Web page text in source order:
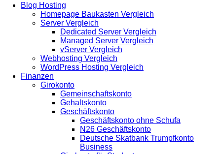
Blog Hosting
Homepage Baukasten Vergleich
Server Vergleich
Dedicated Server Vergleich
Managed Server Vergleich
vServer Vergleich
Webhosting Vergleich
WordPress Hosting Vergleich
Finanzen
Girokonto
Gemeinschaftskonto
Gehaltskonto
Geschäftskonto
Geschäftskonto ohne Schufa
N26 Geschäftskonto
Deutsche Skatbank Trumpfkonto
Business